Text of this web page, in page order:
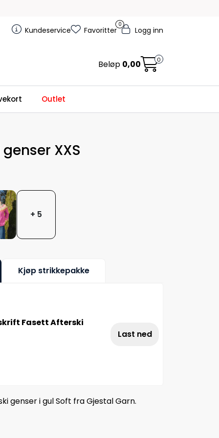
Kundeservice
0
Favoritter Logg inn
Beløp 0,00 0
Outlet
XXS
+ 5
Kjøp strikkepakke
Fasett Afterski
Last ned
genser i gul Soft fra Gjestal Garn.